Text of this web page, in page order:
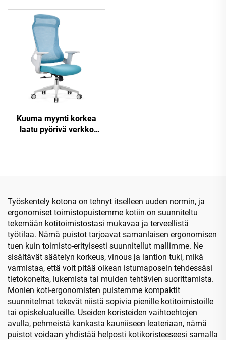
Toimistotuoli Työpöytä
Keskiselkä Mesh-tuoli
toimistoon
Kuuma myynti korkea
laatu pyörivä verkko
Työskentely kotona on tehnyt itselleen uuden normin, ja
ergonomiset toimistopuistemme kotiin on suunniteltu
tekemään kotitoimistostasi mukavaa ja terveellistä
työtilaa. Nämä puistot tarjoavat samanlaisen ergonomisen
tuen kuin toimisto-erityisesti suunnitellut mallimme. Ne
sisältävät säätelyn korkeus, vinous ja lantion tuki, mikä
varmistaa, että voit pitää oikean istumaposein tehdessäsi
tietokoneita, lukemista tai muiden tehtävien suorittamista.
Monien koti-ergonomisten puistemme kompaktit
suunnitelmat tekevät niistä sopivia pienille kotitoimistoille
tai opiskelualueille. Useiden koristeiden vaihtoehtojen
avulla, pehmeistä kankasta kauniiseen leateriaan, nämä
puistot voidaan yhdistää helposti kotikoristeeseesi samalla